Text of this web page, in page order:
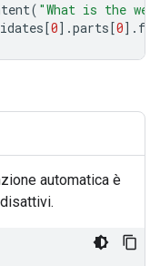
( "What is the
[0] .parts[0] .
automatica è